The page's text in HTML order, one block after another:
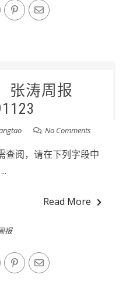
张涛周报
No Comments
查阅，请在下列字段中
Read More
报